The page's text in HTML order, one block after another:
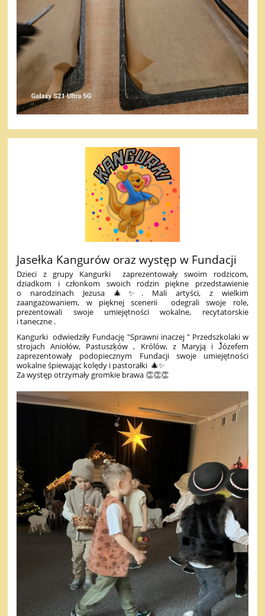
Jasełka Kangurów oraz występ w Fundacji
Dzieci z grupy Kangurki zaprezentowały swoim rodzicom,
dziadkom i członkom swoich rodzin piękne przedstawienie
o narodzinach Jezusa 🎄✨️. Mali artyści, z wielkim
zaangażowaniem, w pięknej scenerii odegrali swoje role,
prezentowali swoje umiejętności wokalne, recytatorskie
i taneczne .
Kangurki odwiedziły Fundację "Sprawni inaczej " Przedszkolaki w
strojach Aniołów, Pastuszķów , Królów, z Maryją i J̌ózefem
zaprezentowały podopiecznym Fundacji swoje umiejętności
wokalne śpiewając kolędy i pastorałki 🎄✨️
Za występ otrzymały gromkie brawa 👏👏👏